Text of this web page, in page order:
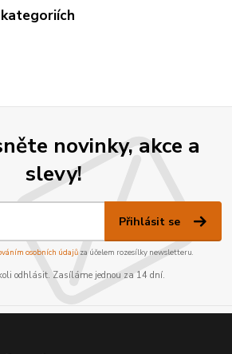
novinky, akce a
slevy!
Přihlásit se
osobních údajůza účelem rozesílky newsletteru.
odhlásit. Zasíláme jednou za 14 dní.